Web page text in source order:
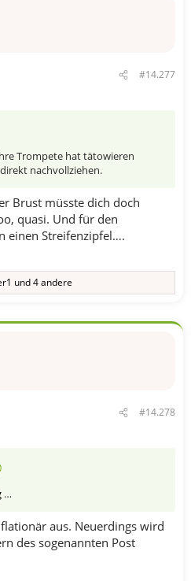
#14.277
Trompete hat tätowieren
nachvollziehen.
Brust müsste dich doch
quasi. Und für den
einen Streifenzipfel….
und 4 andere
#14.278
…
aus. Neuerdings wird
des sogenannten Post